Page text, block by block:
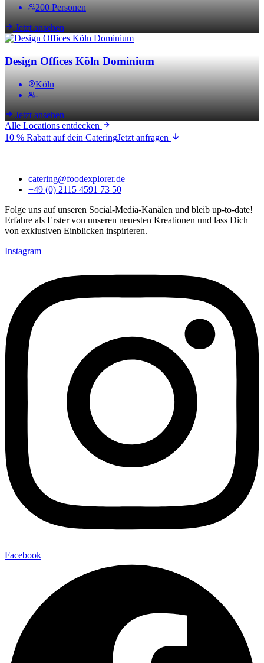
200 Personen
Jetzt ansehen
Design Offices Köln Dominium
Köln
-
Jetzt ansehen
Alle Locations entdecken
10 % Rabatt auf dein CateringJetzt anfragen
catering@foodexplorer.de
+49 (0) 2115 4591 73 50
Folge uns auf unseren Social-Media-Kanälen und bleib up-to-date!
Erfahre als Erster von unseren neuesten Kreationen und lass Dich
von exklusiven Einblicken inspirieren.
Instagram
Facebook